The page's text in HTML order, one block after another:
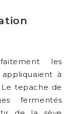
les
à
tepache de
fermentés